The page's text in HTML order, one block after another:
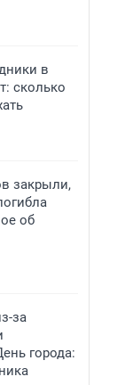
в
сколько
закрыли,
об
за
города: